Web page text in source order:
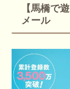
【馬橋で
メール